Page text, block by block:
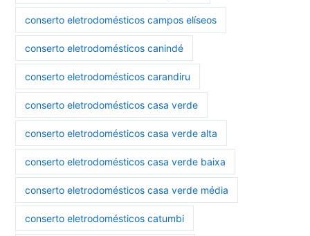
conserto eletrodomésticos campos elíseos
conserto eletrodomésticos canindé
conserto eletrodomésticos carandiru
conserto eletrodomésticos casa verde
conserto eletrodomésticos casa verde alta
conserto eletrodomésticos casa verde baixa
conserto eletrodomésticos casa verde média
conserto eletrodomésticos catumbi